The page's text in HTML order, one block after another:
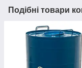
Подібні товари